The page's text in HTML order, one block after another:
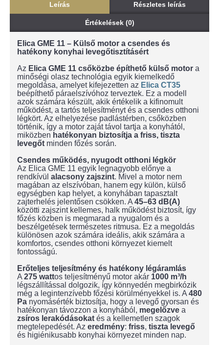
Leírás Részletes leírás
Értékelések (0)
Elica GME 11 – Külső motor a csendes és
hatékony konyhai levegőtisztításért
Az Elica GME 11 csőközbe építhető külső motor a
minőségi olasz technológia egyik kiemelkedő
megoldása, amelyet kifejezetten az Elica CT35
beépíthető páraelszívóhoz terveztek. Ez a modell
azok számára készült, akik értékelik a kifinomult
működést, a tartós teljesítményt és a csendes otthoni
légkört. Az elhelyezése padlástérben, csőközben
történik, így a motor zaját távol tartja a konyhától,
miközben hatékonyan biztosítja a friss, tiszta
levegőt minden főzés során.
Csendes működés, nyugodt otthoni légkör
Az Elica GME 11 egyik legnagyobb előnye a
rendkívül alacsony zajszint. Mivel a motor nem
magában az elszívóban, hanem egy külön, külső
egységben kap helyet, a konyhában tapasztalt
zajterhelés jelentősen csökken. A 45–63 dB(A)
közötti zajszint kellemes, halk működést biztosít, így
főzés közben is megmarad a nyugalom és a
beszélgetések természetes ritmusa. Ez a megoldás
különösen azok számára ideális, akik számára a
komfortos, csendes otthoni környezet kiemelt
fontosságú.
Erőteljes teljesítmény és hatékony légáramlás
A 275 wattos teljesítményű motor akár 1000 m³/h
légszállítással dolgozik, így könnyedén megbirkózik
még a legintenzívebb főzési körülményekkel is. A 480
Pa nyomásérték biztosítja, hogy a levegő gyorsan és
hatékonyan távozzon a konyhából, megelőzve a
zsíros lerakódásokat és a kellemetlen szagok
megtelepedését. Az eredmény: friss, tiszta levegő
és higiénikusabb konyhai környezet minden nap.